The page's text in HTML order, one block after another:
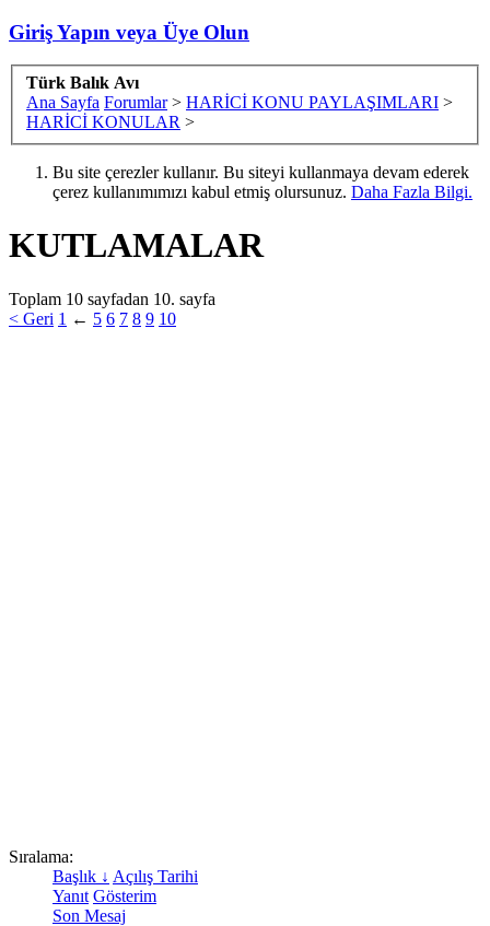
Giriş Yapın veya Üye Olun
Türk Balık Avı
Ana Sayfa Forumlar > HARİCİ KONU PAYLAŞIMLARI >
HARİCİ KONULAR >
Bu site çerezler kullanır. Bu siteyi kullanmaya devam ederek
çerez kullanımımızı kabul etmiş olursunuz. Daha Fazla Bilgi.
KUTLAMALAR
Toplam 10 sayfadan 10. sayfa
< Geri 1 ← 5 6 7 8 9 10
Sıralama:
Başlık ↓ Açılış Tarihi
Yanıt Gösterim
Son Mesaj